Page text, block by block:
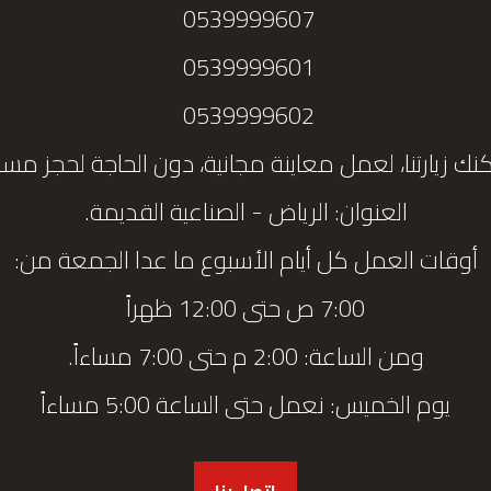
0539999607
0539999601
0539999602
زيارتنا، لعمل معاينة مجانية، دون الحاجة لحجز
العنوان: الرياض - الصناعية القديمة.
أوقات العمل كل أيام الأسبوع ما عدا الجمعة من:
7:00 ص حتى 12:00 ظهراً
ومن الساعة: 2:00 م حتى 7:00 مساءاً.
يوم الخميس: نعمل حتى الساعة 5:00 مساءاً